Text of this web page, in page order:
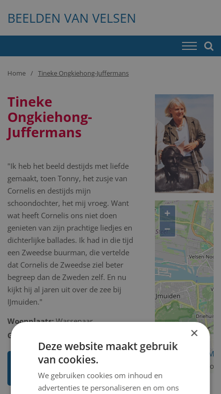
BEELDEN VAN VELSEN
Home Tineke Ongkiehong-Juffermans
Tineke
Ongkiehong-
Juffermans
"Ik heb het beeld destijds met liefde
gemaakt, toen Tonny, het zusje van
Cornelis en destijds mijn
schoondochter, het mij vroeg. Want
wat heeft Cornelis ons niet doen
genieten van zijn prachtige liedjes en
dichterlijke ballades. Ik had in die tijd
een Zweedse buurman, die vertelde
dat Cornelis de Zweedse ziel beter
begreep dan de Zweden zelf. En nu
kijkt hij al jaren uit over de zee bij
IJmuiden."
Woonplaats: Wassenaar
Geboorteplaats:
Ik weet meer over deze
kunstenaar
+
−
×
Deze website maakt gebruik
van cookies.
We gebruiken cookies om inhoud en
advertenties te personaliseren en om ons